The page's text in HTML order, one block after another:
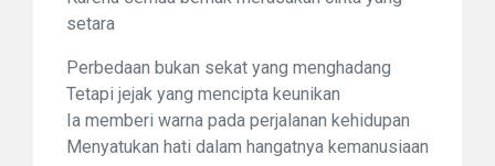
setara
Perbedaan bukan sekat yang menghadang
Tetapi jejak yang mencipta keunikan
Ia memberi warna pada perjalanan kehidupan
Menyatukan hati dalam hangatnya kemanusiaan